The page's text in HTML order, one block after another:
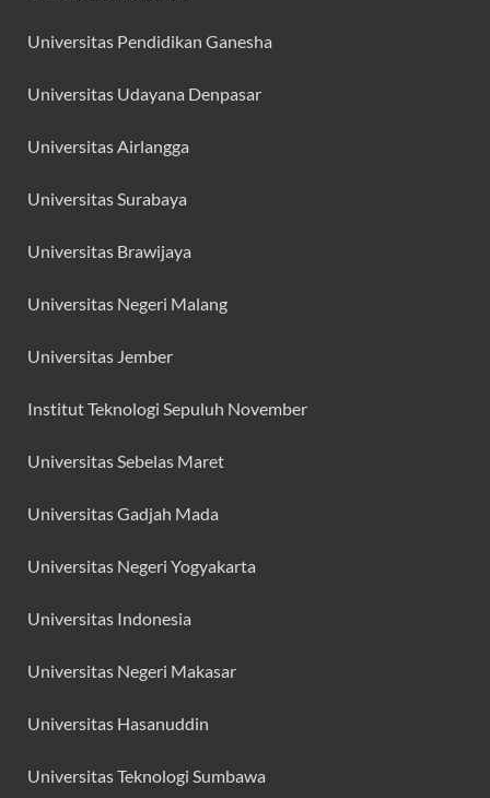
Universitas Pendidikan Ganesha
Universitas Udayana Denpasar
Universitas Airlangga
Universitas Surabaya
Universitas Brawijaya
Universitas Negeri Malang
Universitas Jember
Institut Teknologi Sepuluh November
Universitas Sebelas Maret
Universitas Gadjah Mada
Universitas Negeri Yogyakarta
Universitas Indonesia
Universitas Negeri Makasar
Universitas Hasanuddin
Universitas Teknologi Sumbawa